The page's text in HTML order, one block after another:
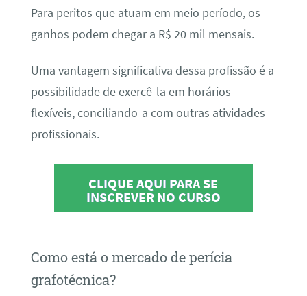
Para peritos que atuam em meio período, os
ganhos podem chegar a R$ 20 mil mensais.
Uma vantagem significativa dessa profissão é a
possibilidade de exercê-la em horários
flexíveis, conciliando-a com outras atividades
profissionais.
CLIQUE AQUI PARA SE
INSCREVER NO CURSO
Como está o mercado de perícia
grafotécnica?